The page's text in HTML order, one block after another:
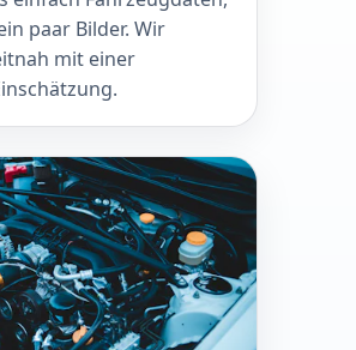
paar Bilder. Wir
mit einer